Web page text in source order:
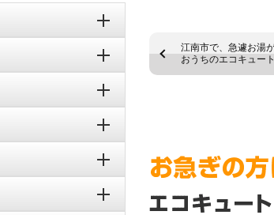
江南市で、急遽お湯
おうちのエコキュー